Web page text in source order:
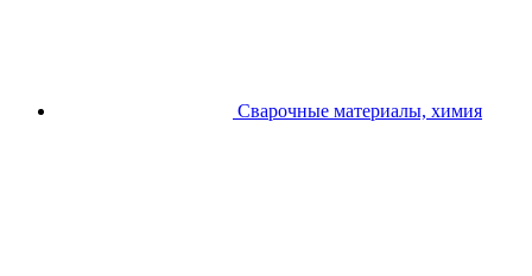
Сварочные материалы, химия